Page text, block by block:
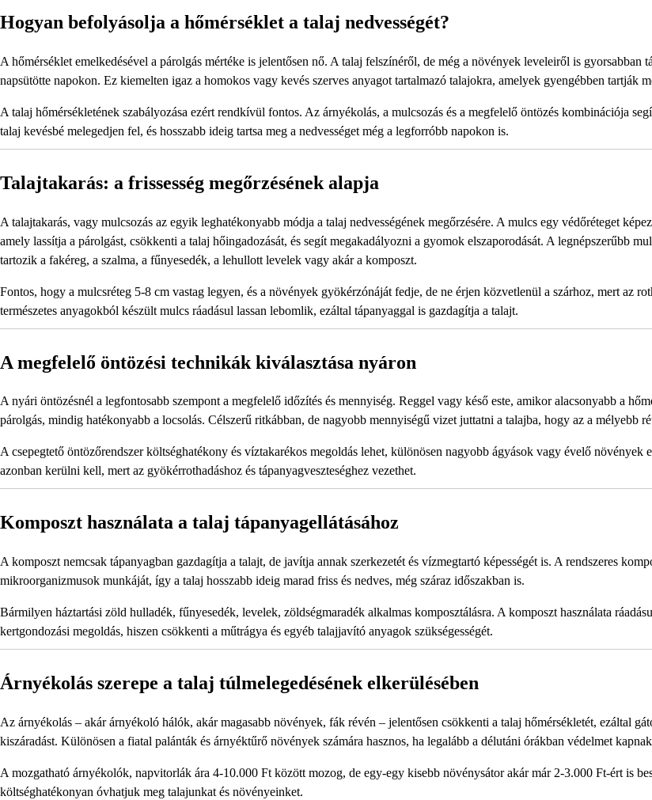
Hogyan befolyásolja a hőmérséklet a talaj nedvességét?
A hőmérséklet emelkedésével a párolgás mértéke is jelentősen nő. A talaj felszínéről, de még a növények leveleiről is gyorsabban
napsütötte napokon. Ez kiemelten igaz a homokos vagy kevés szerves anyagot tartalmazó talajokra, amelyek gyengébben tartják
A talaj hőmérsékletének szabályozása ezért rendkívül fontos. Az árnyékolás, a mulcsozás és a megfelelő öntözés kombinációja
talaj kevésbé melegedjen fel, és hosszabb ideig tartsa meg a nedvességet még a legforróbb napokon is.
Talajtakarás: a frissesség megőrzésének alapja
A talajtakarás, vagy mulcsozás az egyik leghatékonyabb módja a talaj nedvességének megőrzésére. A mulcs egy védőréteget
amely lassítja a párolgást, csökkenti a talaj hőingadozását, és segít megakadályozni a gyomok elszaporodását. A legnépszerűbb
tartozik a fakéreg, a szalma, a fűnyesedék, a lehullott levelek vagy akár a komposzt.
Fontos, hogy a mulcsréteg 5-8 cm vastag legyen, és a növények gyökérzónáját fedje, de ne érjen közvetlenül a szárhoz, mert az
természetes anyagokból készült mulcs ráadásul lassan lebomlik, ezáltal tápanyaggal is gazdagítja a talajt.
A megfelelő öntözési technikák kiválasztása nyáron
A nyári öntözésnél a legfontosabb szempont a megfelelő időzítés és mennyiség. Reggel vagy késő este, amikor alacsonyabb a
párolgás, mindig hatékonyabb a locsolás. Célszerű ritkábban, de nagyobb mennyiségű vizet juttatni a talajba, hogy az a mélyebb
A csepegtető öntözőrendszer költséghatékony és víztakarékos megoldás lehet, különösen nagyobb ágyások vagy évelő növények
azonban kerülni kell, mert az gyökérrothadáshoz és tápanyagveszteséghez vezethet.
Komposzt használata a talaj tápanyagellátásához
A komposzt nemcsak tápanyagban gazdagítja a talajt, de javítja annak szerkezetét és vízmegtartó képességét is. A rendszeres
mikroorganizmusok munkáját, így a talaj hosszabb ideig marad friss és nedves, még száraz időszakban is.
Bármilyen háztartási zöld hulladék, fűnyesedék, levelek, zöldségmaradék alkalmas komposztálásra. A komposzt használata
kertgondozási megoldás, hiszen csökkenti a műtrágya és egyéb talajjavító anyagok szükségességét.
Árnyékolás szerepe a talaj túlmelegedésének elkerülésében
Az árnyékolás – akár árnyékoló hálók, akár magasabb növények, fák révén – jelentősen csökkenti a talaj hőmérsékletét, ezáltal
kiszáradást. Különösen a fiatal palánták és árnyéktűrő növények számára hasznos, ha legalább a délutáni órákban védelmet
A mozgatható árnyékolók, napvitorlák ára 4-10.000 Ft között mozog, de egy-egy kisebb növénysátor akár már 2-3.000 Ft-ért is
költséghatékonyan óvhatjuk meg talajunkat és növényeinket.